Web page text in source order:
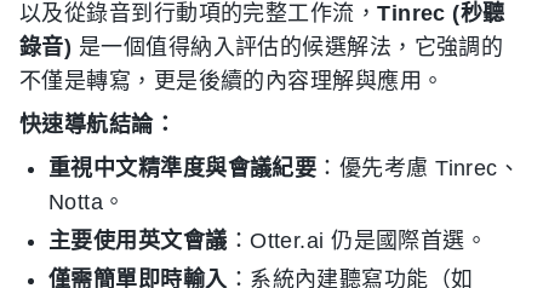
以及從錄音到行動項的完整工作流，Tinrec (秒聽
錄音) 是一個值得納入評估的候選解法，它強調的
不僅是轉寫，更是後續的內容理解與應用。
快速導航結論：
重視中文精準度與會議紀要 ：優先考慮 Tinrec、
Notta。
主要使用英文會議 ：Otter.ai 仍是國際首選。
僅需簡單即時輸入 ：系統內建聽寫功能（如